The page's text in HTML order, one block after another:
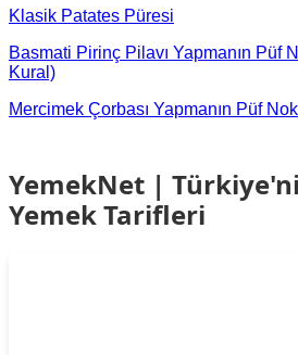
Klasik Patates Püresi
Basmati Pirinç Pilavı Yapmanın Püf
Kural)
Mercimek Çorbası Yapmanın Püf
YemekNet |
Yemek Tarifleri